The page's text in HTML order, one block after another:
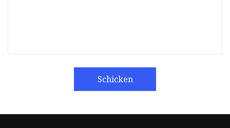
Schicken